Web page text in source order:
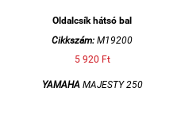
Oldalcsík hátsó bal
Cikkszám: M19200
5 920 Ft
YAMAHA MAJESTY 250